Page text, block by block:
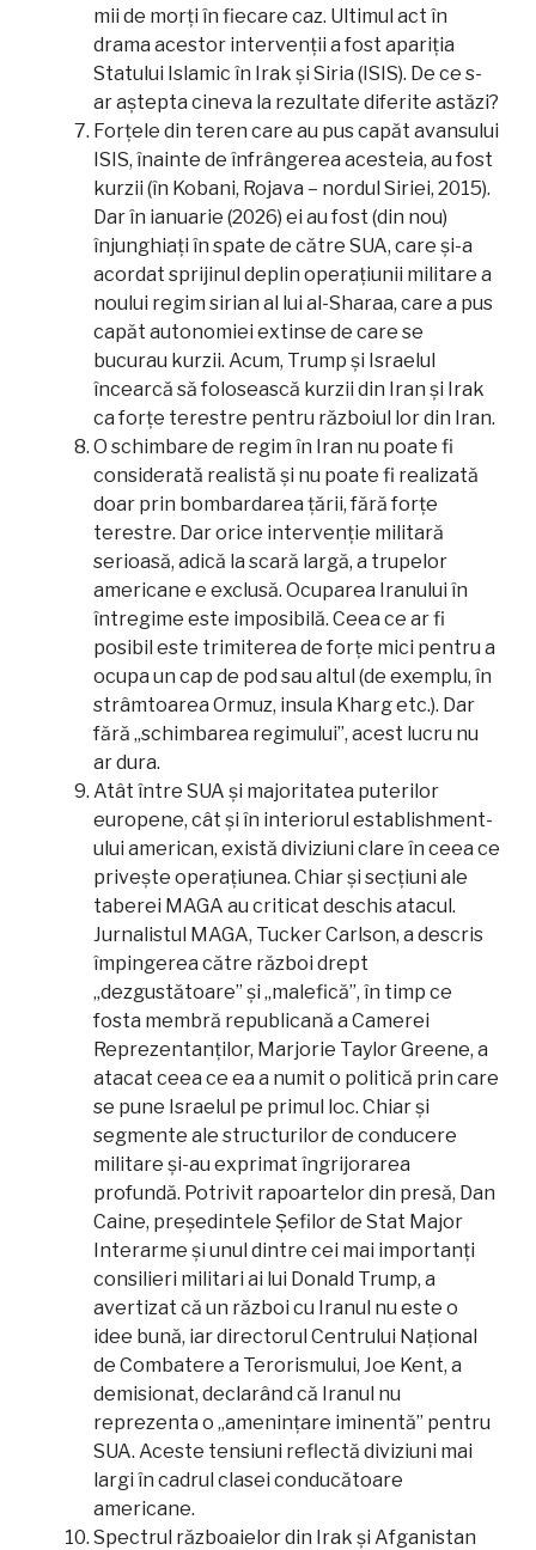
mii de morți în fiecare caz. Ultimul act în
drama acestor intervenții a fost apariția
Statului Islamic în Irak și Siria (ISIS). De ce s-
ar aștepta cineva la rezultate diferite astăzi?
Forțele din teren care au pus capăt avansului
ISIS, înainte de înfrângerea acesteia, au fost
kurzii (în Kobani, Rojava – nordul Siriei, 2015).
Dar în ianuarie (2026) ei au fost (din nou)
înjunghiați în spate de către SUA, care și-a
acordat sprijinul deplin operațiunii militare a
noului regim sirian al lui al-Sharaa, care a pus
capăt autonomiei extinse de care se
bucurau kurzii. Acum, Trump și Israelul
încearcă să folosească kurzii din Iran și Irak
ca forțe terestre pentru războiul lor din Iran.
O schimbare de regim în Iran nu poate fi
considerată realistă și nu poate fi realizată
doar prin bombardarea țării, fără forțe
terestre. Dar orice intervenție militară
serioasă, adică la scară largă, a trupelor
americane e exclusă. Ocuparea Iranului în
întregime este imposibilă. Ceea ce ar fi
posibil este trimiterea de forțe mici pentru a
ocupa un cap de pod sau altul (de exemplu, în
strâmtoarea Ormuz, insula Kharg etc.). Dar
fără „schimbarea regimului”, acest lucru nu
ar dura.
Atât între SUA și majoritatea puterilor
europene, cât și în interiorul establishment-
ului american, există diviziuni clare în ceea ce
privește operațiunea. Chiar și secțiuni ale
taberei MAGA au criticat deschis atacul.
Jurnalistul MAGA, Tucker Carlson, a descris
împingerea către război drept
„dezgustătoare” și „malefică”, în timp ce
fosta membră republicană a Camerei
Reprezentanților, Marjorie Taylor Greene, a
atacat ceea ce ea a numit o politică prin care
se pune Israelul pe primul loc. Chiar și
segmente ale structurilor de conducere
militare și-au exprimat îngrijorarea
profundă. Potrivit rapoartelor din presă, Dan
Caine, președintele Șefilor de Stat Major
Interarme și unul dintre cei mai importanți
consilieri militari ai lui Donald Trump, a
avertizat că un război cu Iranul nu este o
idee bună, iar directorul Centrului Național
de Combatere a Terorismului, Joe Kent, a
demisionat, declarând că Iranul nu
reprezenta o „amenințare iminentă” pentru
SUA. Aceste tensiuni reflectă diviziuni mai
largi în cadrul clasei conducătoare
americane.
Spectrul războaielor din Irak și Afganistan